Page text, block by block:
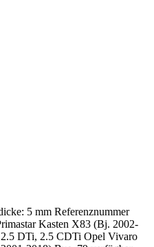
5 mm Referenznummer
Kasten X83 (Bj. 2002-
2.5 DTi, 2.5 CDTi Opel Vivaro